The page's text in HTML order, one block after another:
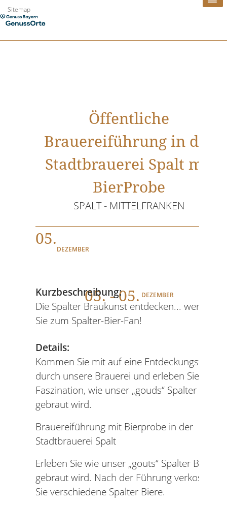
Zum
Inhalt
Sitemap
Öffentliche
Brauereiführung in der
Stadtbrauerei Spalt mit
BierProbe
SPALT - MITTELFRANKEN
05.
DEZEMBER
05. - 05. DEZEMBER
Kurzbeschreibung:
Die Spalter Braukunst entdecken... werden
Sie zum Spalter-Bier-Fan!
Details:
Kommen Sie mit auf eine Entdeckungstour
durch unsere Brauerei und erleben Sie die
Faszination, wie unser „gouds“ Spalter Bier
gebraut wird.
Brauereiführung mit Bierprobe in der
Stadtbrauerei Spalt
Erleben Sie wie unser „gouts“ Spalter Bier
gebraut wird. Nach der Führung verkosten
Sie verschiedene Spalter Biere.